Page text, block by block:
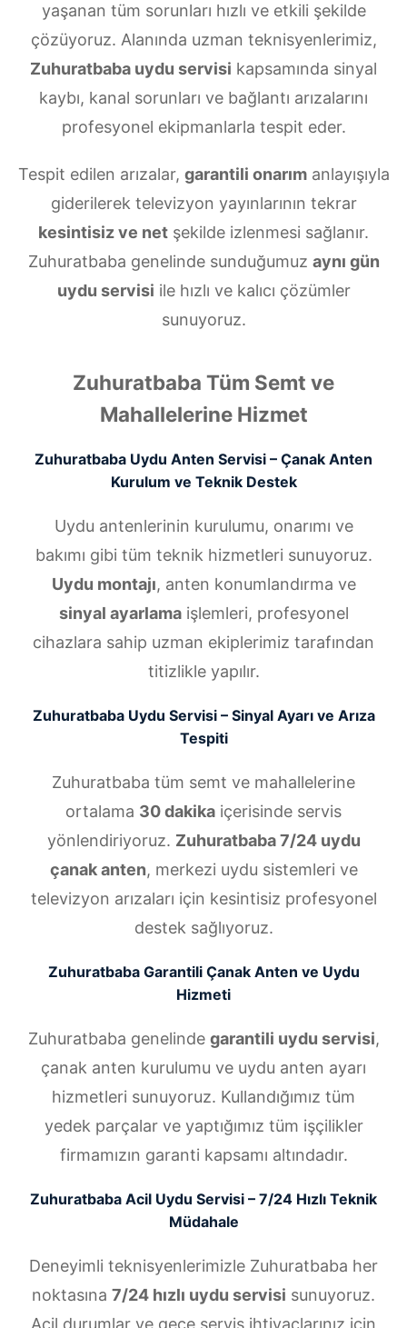
yaşanan tüm sorunları hızlı ve etkili şekilde
çözüyoruz. Alanında uzman teknisyenlerimiz,
Zuhuratbaba uydu servisi kapsamında sinyal
kaybı, kanal sorunları ve bağlantı arızalarını
profesyonel ekipmanlarla tespit eder.
Tespit edilen arızalar, garantili onarımanlayışıyla
giderilerek televizyon yayınlarının tekrar
kesintisiz ve net şekilde izlenmesi sağlanır.
Zuhuratbaba genelinde sunduğumuz aynı gün
uydu servisi ile hızlı ve kalıcı çözümler
sunuyoruz.
Zuhuratbaba Tüm Semt ve
Mahallelerine Hizmet
Zuhuratbaba Uydu Anten Servisi – Çanak Anten
Kurulum ve Teknik Destek
Uydu antenlerinin kurulumu, onarımı ve
bakımı gibi tüm teknik hizmetleri sunuyoruz.
Uydu montajı, anten konumlandırma ve
sinyal ayarlamaişlemleri, profesyonel
cihazlara sahip uzman ekiplerimiz tarafından
titizlikle yapılır.
Zuhuratbaba Uydu Servisi – Sinyal Ayarı ve Arıza
Tespiti
Zuhuratbaba tüm semt ve mahallelerine
ortalama 30 dakika içerisinde servis
yönlendiriyoruz. Zuhuratbaba 7/24 uydu
çanak anten, merkezi uydu sistemleri ve
televizyon arızaları için kesintisiz profesyonel
destek sağlıyoruz.
Zuhuratbaba Garantili Çanak Anten ve Uydu
Hizmeti
Zuhuratbaba genelinde garantili uydu servisi,
çanak anten kurulumu ve uydu anten ayarı
hizmetleri sunuyoruz. Kullandığımız tüm
yedek parçalar ve yaptığımız tüm işçilikler
firmamızın garanti kapsamı altındadır.
Zuhuratbaba Acil Uydu Servisi – 7/24 Hızlı Teknik
Müdahale
Deneyimli teknisyenlerimizle Zuhuratbaba her
noktasına 7/24 hızlı uydu servisi sunuyoruz.
Acil durumlar ve gece servis ihtiyaçlarınız için